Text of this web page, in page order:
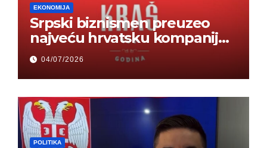
EKONOMIJA
Srpski biznismen preuzeo
najveću hrvatsku kompaniju i
ponos zemlje – Hrvati ne
mogu da veruju
04/07/2026
POLITIKA